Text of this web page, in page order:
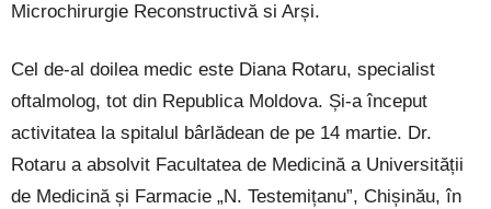
Microchirurgie Reconstructivă si Arși.
Cel de-al doilea medic este Diana Rotaru, specialist
oftalmolog, tot din Republica Moldova. Și-a început
activitatea la spitalul bârlădean de pe 14 martie. Dr.
Rotaru a absolvit Facultatea de Medicină a Universității
de Medicină și Farmacie „N. Testemițanu”, Chișinău, în